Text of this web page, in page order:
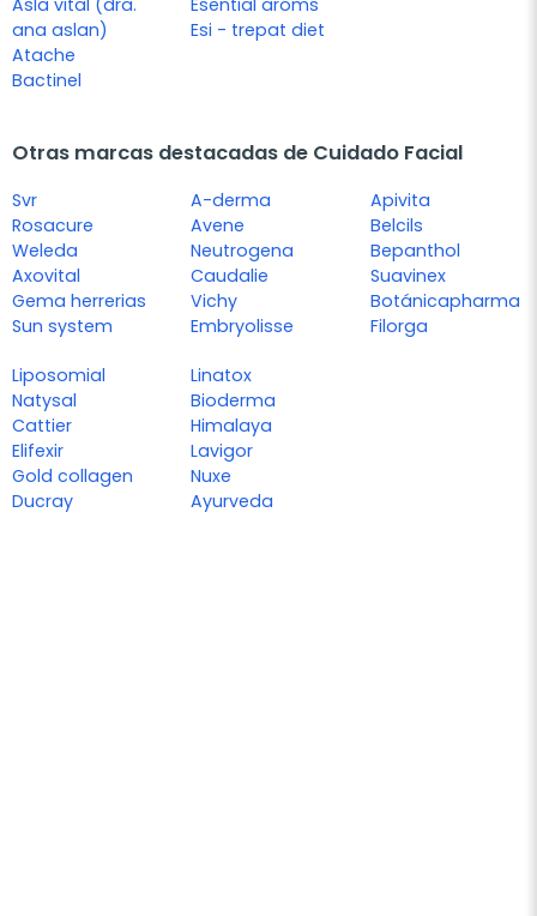
Asla vital (dra.
ana aslan)
Atache
Bactinel
Esential aroms
Esi - trepat diet
Otras marcas destacadas de Cuidado Facial
Svr
Rosacure
Weleda
Axovital
Gema herrerias
Sun system
A-derma
Avene
Neutrogena
Caudalie
Vichy
Embryolisse
Apivita
Belcils
Bepanthol
Suavinex
Botánicapharma
Filorga
Liposomial
Natysal
Cattier
Elifexir
Gold collagen
Ducray
Linatox
Bioderma
Himalaya
Lavigor
Nuxe
Ayurveda